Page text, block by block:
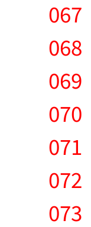
067
068
069
070
071
072
073